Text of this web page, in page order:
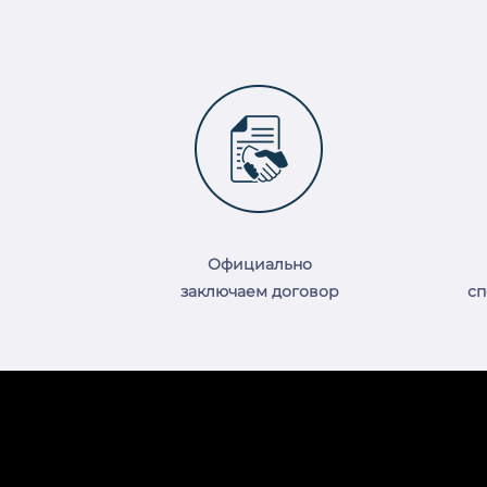
Официально
заключаем договор